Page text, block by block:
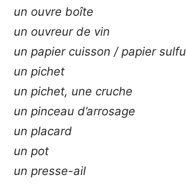
un ouvre boîte
un ouvreur de vin
un papier cuisson / papier
un pichet
un pichet, une cruche
un pinceau d’arrosage
un placard
un pot
un presse-ail